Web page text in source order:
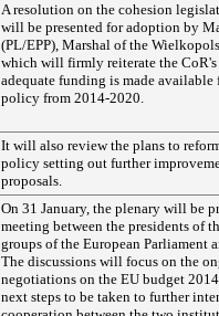
A resolution on the cohesion
will be presented for adoption by
(PL/EPP), Marshal of the
which will firmly reiterate the CoR's
adequate funding is made available
policy from 2014-2020.
It will also review the plans to
policy setting out further
proposals.
On 31 January, the plenary will be
meeting between the presidents of
groups of the European Parliament
The discussions will focus on the
negotiations on the EU budget
next steps to be taken to further